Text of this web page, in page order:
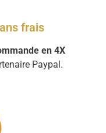
frais
en 4X
Paypal.